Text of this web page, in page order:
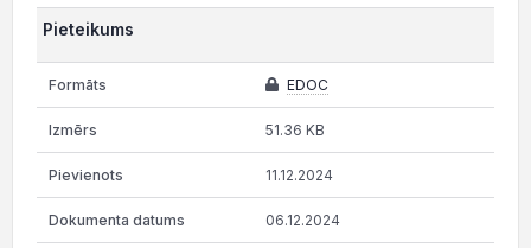
Pieteikums
EDOC
51.36 KB
11.12.2024
06.12.2024